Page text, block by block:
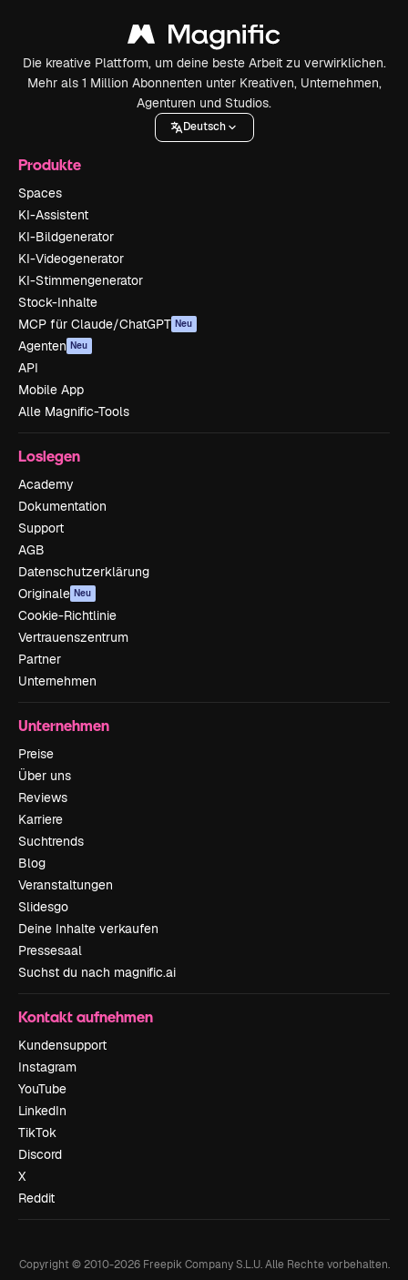
Die kreative Plattform, um deine beste Arbeit zu verwirklichen.
Mehr als 1 Million Abonnenten unter Kreativen, Unternehmen,
Agenturen und Studios.
Deutsch
Produkte
Spaces
KI-Assistent
KI-Bildgenerator
KI-Videogenerator
KI-Stimmengenerator
Stock-Inhalte
MCP für Claude/ChatGPT Neu
Agenten Neu
API
Mobile App
Alle Magnific-Tools
Loslegen
Academy
Dokumentation
Support
AGB
Datenschutzerklärung
Originale Neu
Cookie-Richtlinie
Vertrauenszentrum
Partner
Unternehmen
Unternehmen
Preise
Über uns
Reviews
Karriere
Suchtrends
Blog
Veranstaltungen
Slidesgo
Deine Inhalte verkaufen
Pressesaal
Suchst du nach magnific.ai
Kontakt aufnehmen
Kundensupport
Instagram
YouTube
LinkedIn
TikTok
Discord
X
Reddit
Copyright © 2010-2026Freepik Company S.L.U. Alle Rechte vorbehalten.